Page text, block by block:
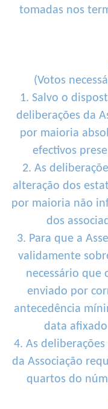
tomadas nos
(Votos
1. Salvo o
deliberações da
por maioria
efectivos
2. As
alteração dos
por maioria não
dos
3. Para que a
validamente
necessário que
enviado por
antecedência
data afixado
4. As
da Associação
quartos do